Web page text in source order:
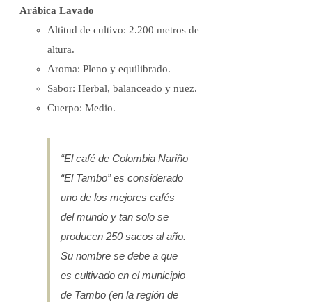
Arábica Lavado
Altitud de cultivo: 2.200 metros de
altura.
Aroma: Pleno y equilibrado.
Sabor: Herbal, balanceado y nuez.
Cuerpo: Medio.
“El café de Colombia Nariño
“El Tambo” es considerado
uno de los mejores cafés
del mundo y tan solo se
producen 250 sacos al año.
Su nombre se debe a que
es cultivado en el municipio
de Tambo (en la región de